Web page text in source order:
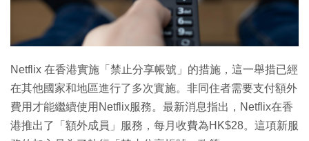
Netflix 在香港實施「禁止分享帳號」的措施，這一舉措已經
在其他國家和地區進行了多次實施。非同住者需要支付額外
費用才能繼續使用Netflix服務。最新消息指出，Netflix在香
港推出了「額外成員」服務，每月收費為HK$28。這項新服